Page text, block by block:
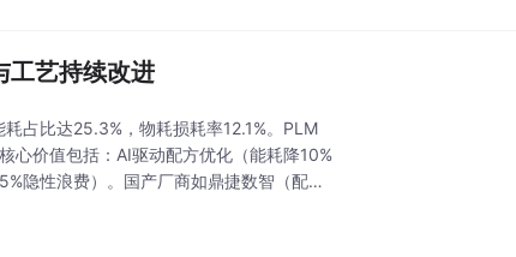
工艺持续改进
占比达25.3%，物耗损耗率12.1%。PLM
心价值包括：AI驱动配方优化（能耗降10%
隐性浪费）。国产厂商如鼎捷数智（配方